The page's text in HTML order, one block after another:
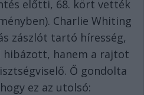
előtti, 68. kört vették
Charlie Whiting
zászlót tartó híresség,
hibázott, hanem a rajtot
Ő gondolta
ez az utolsó: